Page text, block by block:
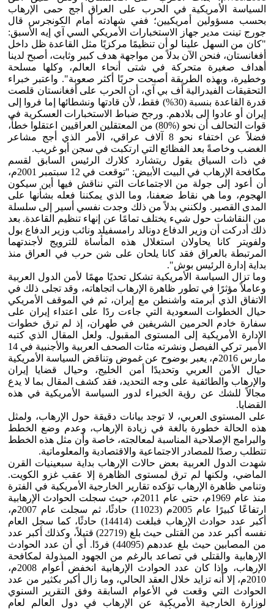
السياسة الأمريكية في الحرب على العراق أجج حمى الإرهاب
بحسب مسؤولين أمريكيين؛ ففي شهادته أمام الكونجرس قال
جورج تينت مدير جهاز الاستخبارات الأمريكي السي آي إيه الأسبق:
"كان من السهل علينا لو أن تنظيمًا مركزيًا مثل القاعدة ظل داخل
أفغانستان، فنحن الآن بدلاً من مواجهة هدف كبير وثابت، أصبح لدينا
أهداف صغيرة متحركة في شتى أنحاء العالم، وكلها مسلحة
وخطيرة، وبهذه الطريقة أصبحت حربًا أكثر صعوبة". واعتبر خبراء
التحقيقات الفيدرالية أف بي آي، أن الحرب على أفغانستان قلصت
قدرة القاعدة بنسبة (30%) فقط، لأن قادتها ونشطائها إما فروا إلى
إيران أو عادوا إلى بلادهم. ورجح ضباط الاستخبارات العسكرية في
قوات التحالف أن نحو (%80) من المعتقلين العراقيين اعتقلوا خطأً،
فضلاً عن اختفاء نحو 8 آلاف عراقي، الأمر الذي أجج مشاعر
الغضب وخاصةً بعد الفظائع التي ارتكبت في سجن أبو غريب.
في ذات السياق يقول ريتشارد كلارك الرئيس السابق لقسم
مكافحة الإرهاب في البيت الأبيض: "توقعت في 12 سبتمبر 2001م،
أن أعود إلى جولة من الاجتماعات التي نناقش فيها أين سيكون
الهجوم، وما هي نقاط ضعفنا، وما الذي يمكننا فعله بشأنها على
المدى القصير. ولكنني بدلاً من ذلك وجدت نفسي أسير إلى سلسلة
من النقاشات حول شيء يختلف تمامًا عن إنهاء تنظيم القاعدة. بعد
ذلك أدركت أن وزير الدفاع دونالد رامسفيلد ونائب وزير الدفاع بول
ولفويتر كانا يحاولان استغلال هذه المأساة للترويج لأجندتهما
المرتبطة بالعراق فقد كانا يلحان على شن حرب في العراق منذ
بداية إدارة الرئيس بوش".
وما تزال السياسة الأمريكية تشكل تحديًا مهمًا لأمن الدول العربية
وعاملاً مؤثرًا في تطور ظاهرة الإرهاب اتجاهاته، وقد تجلى ذلك في
الاتفاق الذي أبرمته واشنطن مع إيران، ثم في الموقف الأمريكي
حيال الخطوات السعودية التي جاءت ردًا على اعتداء إيران على
سفارة خادم الحرمين الشريفين في طهران، إذ لم ترق خطوات
الإدارة الأمريكية إلى المستوى المقبول. ولعل المقال الذي كتبه
الأمير تركي الفيصل ونشرته مئات الصحف العربية والأجنبية في 14
مارس 2016م، يعبر بوضوح عن غموض وتناقض السياسة الأمريكية
حيال الأمن العربي وتحديدًا أمن الخليج، وحيال قضايا إيران
والإرهاب والطائفية على وجه التحديد، فقد كشف المقال بما لا يدع
مجالاً للشك عن رؤية الخبراء لدور السياسة الأمريكية في هذه
القضايا.
على المستوى العربي، لا توجد بيانات دقيقة حول الإرهاب، ولمثل
هذه الحالة خطورة بالغة في زيادة الإرهاب، وعدم وضع الخطط
والبرامج الإصلاحية المناسبة لمعالجته، خاصة وأن مثل هذه الخطط
تتطلب رصدًا للمصادر الاجتماعية والاقتصادية والمعلوماتية.
شهدت الدول العربية بعض حالات الإرهاب بداية سبعينيات القرن
الماضي، ولكنها لم ترق لمستوى الظاهرة إلا عقب غزو الكويت.
وتنامي ظاهرة الإرهاب تؤكده تقارير الخارجية الأمريكية في الفترة
منذ عام 1969م، حتى عام 2011م، حيث سجلت الحوادث الإرهابية
ارتفاعًا كبيرًا عام 2005م (11023) حادثًا، ثم سجلت عام 2007م،
أكبر عدد حوادث الإرهاب فبلغت (14414) حادثًا، كما سجل العام
نفسه أكبر عدد من القتلى حيث بلغ (22719) قتيلاً، وكذلك أكبر عدد
من المصابين حيث بلغ عددهم (44095) فردًا. أي أن عدد الحوادث
الإرهابية والقتلى في تصاعد بالرغم من الجهود المبذولة لمكافحة
الإرهاب، وإذا كان عدد الحوادث الإرهابية انخفض أعوام 2008م،
2010م، إلا أنه تزايد خلال العقد الحالي، وما زال أكبر بكثير من عدد
الحوادث التي وقعت في الأعوام السابقة وفق التقرير السنوي
لوزارة الخارجية الأمريكية عن الإرهاب في دول العالم لعام